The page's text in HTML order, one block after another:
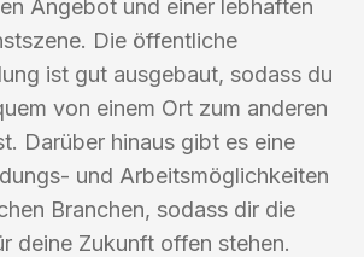
Angebot und einer lebhaften
Die öffentliche
ist gut ausgebaut, sodass du
von einem Ort zum anderen
Darüber hinaus gibt es eine
und Arbeitsmöglichkeiten
Branchen, sodass dir die
deine Zukunft offen stehen.